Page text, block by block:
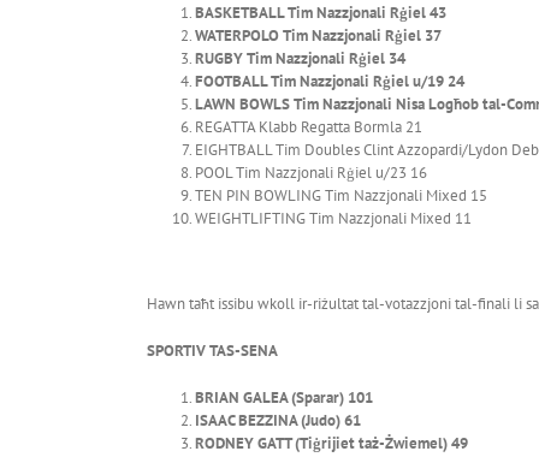
BASKETBALL Tim Nazzjonali Rġiel 43
WATERPOLO Tim Nazzjonali Rġiel 37
RUGBY Tim Nazzjonali Rġiel 34
FOOTBALL Tim Nazzjonali Rġiel u/19 24
LAWN BOWLS Tim Nazzjonali Nisa Logħob tal-
REGATTA Klabb Regatta Bormla 21
EIGHTBALL Tim Doubles Clint Azzopardi/Lydon
POOL Tim Nazzjonali Rġiel u/23 16
TEN PIN BOWLING Tim Nazzjonali Mixed 15
WEIGHTLIFTING Tim Nazzjonali Mixed 11
Hawn taħt issibu wkoll ir-riżultat tal-votazzjoni tal-finali li
SPORTIV TAS-SENA
BRIAN GALEA (Sparar) 101
ISAAC BEZZINA (Judo) 61
RODNEY GATT (Tiġrijiet taż-Żwiemel) 49